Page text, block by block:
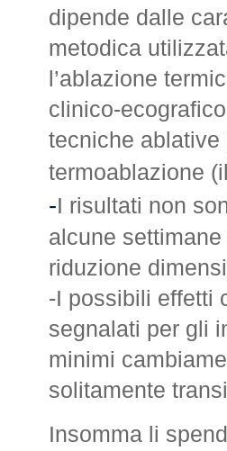
dipende dalle
metodica
l’ablazione
clinico-
tecniche
termoablazione
-I risultati non
alcune
riduzione
-I possibili effetti
segnalati per gli
minimi
solitamente
Insomma li